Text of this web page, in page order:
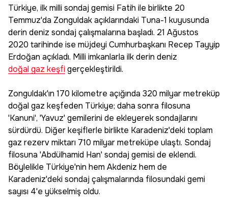
Türkiye, ilk milli sondaj gemisi Fatih ile birlikte 20
Temmuz'da Zonguldak açıklarındaki Tuna-1 kuyusunda
derin deniz sondaj çalışmalarına başladı. 21 Ağustos
2020 tarihinde ise müjdeyi Cumhurbaşkanı Recep Tayyip
Erdoğan açıkladı. Milli imkanlarla ilk derin deniz
doğal gaz keşfigerçekleştirildi.
Zonguldak'ın 170 kilometre açığında 320 milyar metreküp
doğal gaz keşfeden Türkiye; daha sonra filosuna
'Kanuni', 'Yavuz' gemilerini de ekleyerek sondajlarını
sürdürdü. Diğer keşiflerle birlikte Karadeniz'deki toplam
gaz rezerv miktarı 710 milyar metreküpe ulaştı. Sondaj
filosuna 'Abdülhamid Han' sondaj gemisi de eklendi.
Böylelikle Türkiye'nin hem Akdeniz hem de
Karadeniz'deki sondaj çalışmalarında filosundaki gemi
sayısı 4'e yükselmiş oldu.